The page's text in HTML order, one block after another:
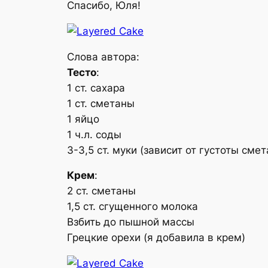
Спасибо, Юля!
Слова автора:
Тесто:
1 ст. сахара
1 ст. сметаны
1 яйцо
1 ч.л. соды
3-3,5 ст. муки (зависит от густоты
Крем:
2 ст. сметаны
1,5 ст. сгущенного молока
Взбить до пышной массы
Грецкие орехи (я добавила в крем)